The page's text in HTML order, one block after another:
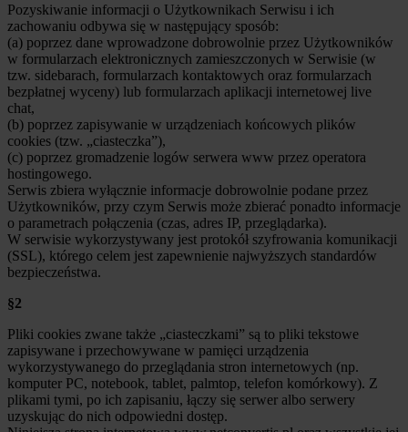
Pozyskiwanie informacji o Użytkownikach Serwisu i ich
zachowaniu odbywa się w następujący sposób:
(a) poprzez dane wprowadzone dobrowolnie przez Użytkowników
w formularzach elektronicznych zamieszczonych w Serwisie (w
tzw. sidebarach, formularzach kontaktowych oraz formularzach
bezpłatnej wyceny) lub formularzach aplikacji internetowej live
chat,
(b) poprzez zapisywanie w urządzeniach końcowych plików
cookies (tzw. „ciasteczka”),
(c) poprzez gromadzenie logów serwera www przez operatora
hostingowego.
Serwis zbiera wyłącznie informacje dobrowolnie podane przez
Użytkowników, przy czym Serwis może zbierać ponadto informacje
o parametrach połączenia (czas, adres IP, przeglądarka).
W serwisie wykorzystywany jest protokół szyfrowania komunikacji
(SSL), którego celem jest zapewnienie najwyższych standardów
bezpieczeństwa.
§2
Pliki cookies zwane także „ciasteczkami” są to pliki tekstowe
zapisywane i przechowywane w pamięci urządzenia
wykorzystywanego do przeglądania stron internetowych (np.
komputer PC, notebook, tablet, palmtop, telefon komórkowy). Z
plikami tymi, po ich zapisaniu, łączy się serwer albo serwery
uzyskując do nich odpowiedni dostęp.